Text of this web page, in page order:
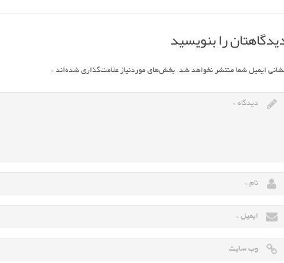
را بنویسید
ایمیل شما منتشر نخواهد شد. بخش‌های موردنیاز علامت‌گذاری شده‌اند *